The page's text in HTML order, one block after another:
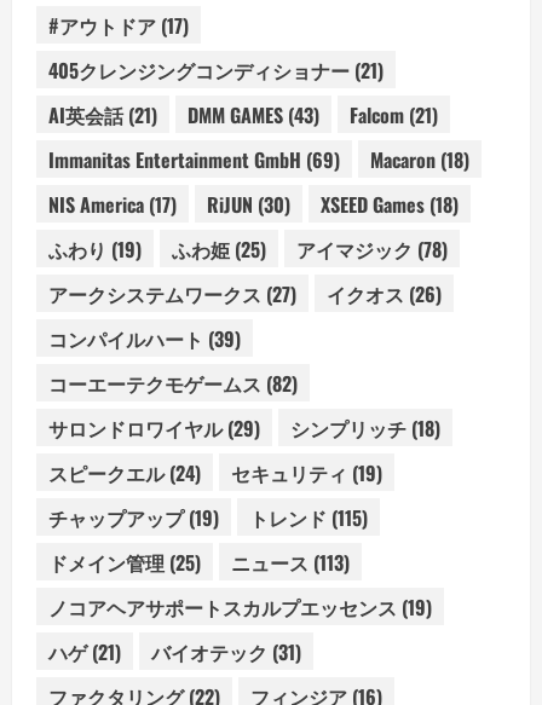
#アウトドア (17)
405クレンジングコンディショナー (21)
AI英会話(21) DMM GAMES (43) Falcom (21)
Immanitas Entertainment GmbH (69) Macaron (18)
NIS America (17) RiJUN (30) XSEED Games (18)
ふわり (19) ふわ姫 (25) アイマジック (78)
アークシステムワークス (27) イクオス (26)
コンパイルハート (39)
コーエーテクモゲームス (82)
サロンドロワイヤル(29) シンプリッチ (18)
スピークエル(24) セキュリティ (19)
チャップアップ(19) トレンド (115)
ドメイン管理 (25) ニュース (113)
ノコアヘアサポートスカルプエッセンス (19)
ハゲ(21) バイオテック (31)
ファクタリング(22) フィンジア (16)